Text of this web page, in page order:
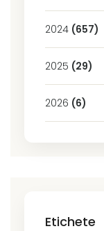
2024 (657)
2025 (29)
2026 (6)
Etichete